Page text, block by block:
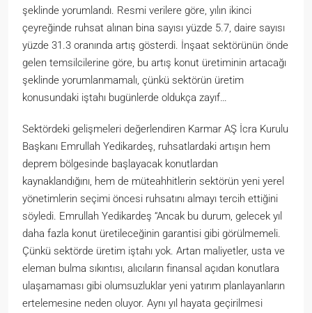
şeklinde yorumlandı. Resmi verilere göre, yılın ikinci
çeyreğinde ruhsat alınan bina sayısı yüzde 5.7, daire sayısı
yüzde 31.3 oranında artış gösterdi. İnşaat sektörünün önde
gelen temsilcilerine göre, bu artış konut üretiminin artacağı
şeklinde yorumlanmamalı, çünkü sektörün üretim
konusundaki iştahı bugünlerde oldukça zayıf…
Sektördeki gelişmeleri değerlendiren Karmar AŞ İcra Kurulu
Başkanı Emrullah Yedikardeş, ruhsatlardaki artışın hem
deprem bölgesinde başlayacak konutlardan
kaynaklandığını, hem de müteahhitlerin sektörün yeni yerel
yönetimlerin seçimi öncesi ruhsatını almayı tercih ettiğini
söyledi. Emrullah Yedikardeş “Ancak bu durum, gelecek yıl
daha fazla konut üretileceğinin garantisi gibi görülmemeli.
Çünkü sektörde üretim iştahı yok. Artan maliyetler, usta ve
eleman bulma sıkıntısı, alıcıların finansal açıdan konutlara
ulaşamaması gibi olumsuzluklar yeni yatırım planlayanların
ertelemesine neden oluyor. Aynı yıl hayata geçirilmesi